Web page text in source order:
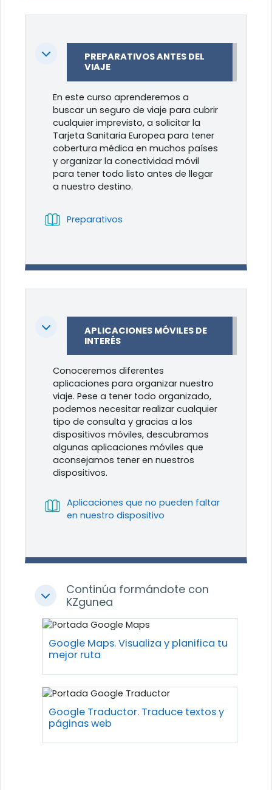
Colapsar
PREPARATIVOS ANTES DEL
VIAJE
En este curso aprenderemos a
buscar un seguro de viaje para cubrir
cualquier imprevisto, a solicitar la
Tarjeta Sanitaria Europea para tener
cobertura médica en muchos países
y organizar la conectividad móvil
para tener todo listo antes de llegar
a nuestro destino.
Preparativos
Colapsar
APLICACIONES MÓVILES DE
INTERÉS
Conoceremos diferentes
aplicaciones para organizar nuestro
viaje. Pese a tener todo organizado,
podemos necesitar realizar cualquier
tipo de consulta y gracias a los
dispositivos móviles, descubramos
algunas aplicaciones móviles que
aconsejamos tener en nuestros
dispositivos.
Aplicaciones que no pueden faltar
en nuestro dispositivo
Colapsar
Continúa formándote con
KZgunea
Google Maps. Visualiza y planifica tu
mejor ruta
Google Traductor. Traduce textos y
páginas web